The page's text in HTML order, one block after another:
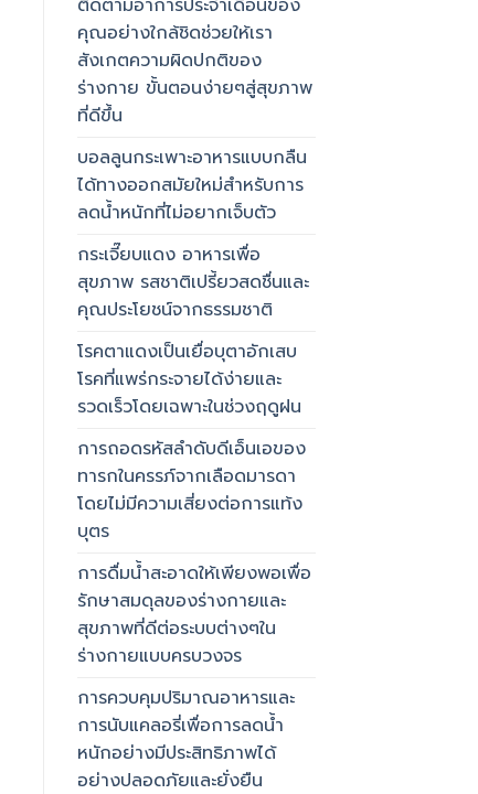
คุณอย่างใกล้ชิดช่วยให้เรา
สังเกตความผิดปกติของ
ร่างกาย ขั้นตอนง่ายๆสู่สุขภาพ
ที่ดีขึ้น
บอลลูนกระเพาะอาหารแบบกลืน
ได้ทางออกสมัยใหม่สำหรับการ
ลดน้ำหนักที่ไม่อยากเจ็บตัว
กระเจี๊ยบแดง อาหารเพื่อ
สุขภาพ รสชาติเปรี้ยวสดชื่นและ
คุณประโยชน์จากธรรมชาติ
โรคตาแดงเป็นเยื่อบุตาอักเสบ
โรคที่แพร่กระจายได้ง่ายและ
รวดเร็วโดยเฉพาะในช่วงฤดูฝน
การถอดรหัสลำดับดีเอ็นเอของ
ทารกในครรภ์จากเลือดมารดา
โดยไม่มีความเสี่ยงต่อการแท้ง
บุตร
การดื่มน้ำสะอาดให้เพียงพอเพื่อ
รักษาสมดุลของร่างกายและ
สุขภาพที่ดีต่อระบบต่างๆใน
ร่างกายแบบครบวงจร
การควบคุมปริมาณอาหารและ
การนับแคลอรี่เพื่อการลดน้ำ
หนักอย่างมีประสิทธิภาพได้
อย่างปลอดภัยและยั่งยืน